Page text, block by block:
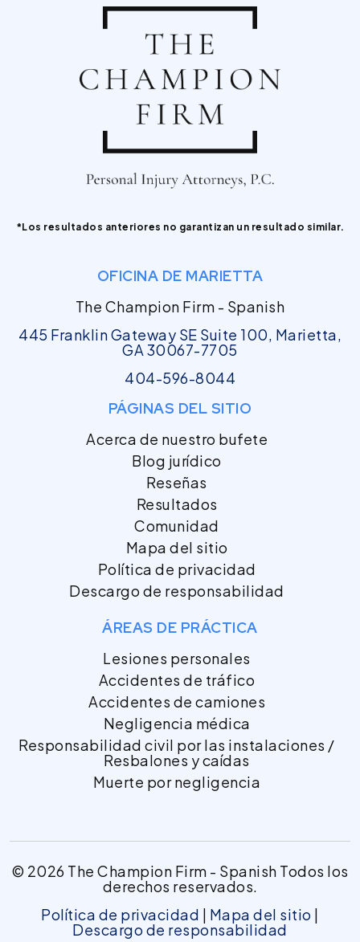
*Los resultados anteriores no garantizan un resultado similar.
OFICINA DE MARIETTA
The Champion Firm - Spanish
445 Franklin Gateway SE Suite 100, Marietta,
GA 30067-7705
404-596-8044
PÁGINAS DEL SITIO
Acerca de nuestro bufete
Blog jurídico
Reseñas
Resultados
Comunidad
Mapa del sitio
Política de privacidad
Descargo de responsabilidad
ÁREAS DE PRÁCTICA
Lesiones personales
Accidentes de tráfico
Accidentes de camiones
Negligencia médica
Responsabilidad civil por las instalaciones /
Resbalones y caídas
Muerte por negligencia
© 2026 The Champion Firm - Spanish Todos los
derechos reservados.
Política de privacidad | Mapa del sitio |
Descargo de responsabilidad